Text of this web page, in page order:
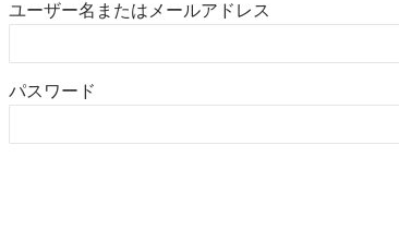
ユーザー名またはメールアドレス
パスワード